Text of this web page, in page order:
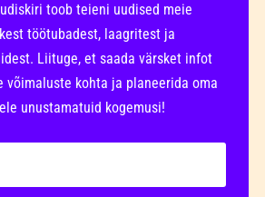
toob teieni uudised meie
töötubadest, laagritest ja
Liituge, et saada värsket infot
võimaluste kohta ja planeerida oma
unustamatuid kogemusi!